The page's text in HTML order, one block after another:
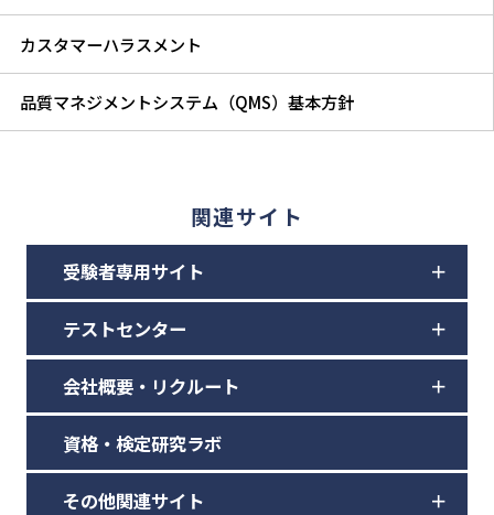
カスタマーハラスメント
品質マネジメントシステム（QMS）基本方針
関連サイト
受験者専用サイト
テストセンター
会社概要・リクルート
資格・検定研究ラボ
その他関連サイト